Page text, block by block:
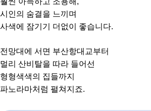
시인의 숨결을 느끼며
사색에 잠기기 더없이 좋습니다.
전망대에 서면 부산항대교부터
멀리 산비탈을 따라 들어선
형형색색의 집들까지
파노라마처럼 펼쳐지죠.